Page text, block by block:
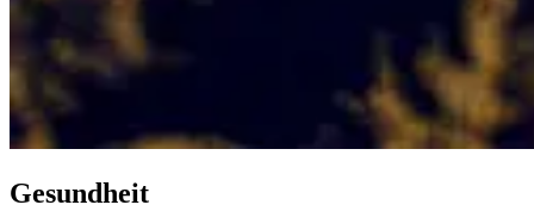
Gesundheit